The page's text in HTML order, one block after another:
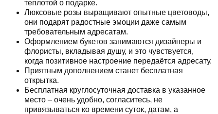
теплотой о подарке.
Люксовые розы выращивают опытные цветоводы,
они подарят радостные эмоции даже самым
требовательным адресатам.
Оформлением букетов занимаются дизайнеры и
флористы, вкладывая душу, и это чувствуется,
когда позитивное настроение передаётся адресату.
Приятным дополнением станет бесплатная
открытка.
Бесплатная круглосуточная доставка в указанное
место – очень удобно, согласитесь, не
привязываться ко времени суток, датам, а